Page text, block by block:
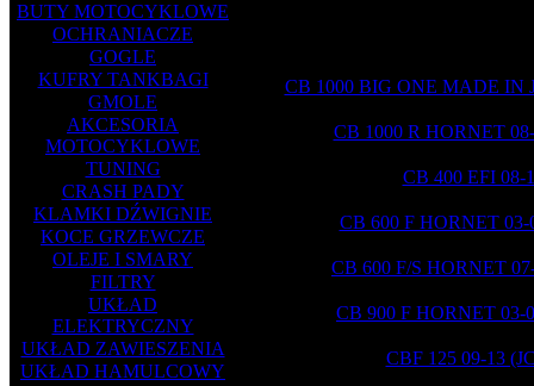
BUTY MOTOCYKLOWE
OCHRANIACZE
GOGLE
KUFRY TANKBAGI
GMOLE
AKCESORIA
MOTOCYKLOWE
TUNING
CRASH PADY
KLAMKI DŹWIGNIE
KOCE GRZEWCZE
OLEJE I SMARY
FILTRY
UKŁAD
ELEKTRYCZNY
UKŁAD ZAWIESZENIA
UKŁAD HAMULCOWY
CB 1000 BIG ONE MADE IN
CB 1000 R HORNET
CB 400 EFI 08-
CB 600 F HORNET 03-
CB 600 F/S HORNET
CB 900 F HORNET 03-
CBF 125 09-13